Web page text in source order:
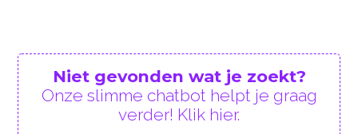
Niet gevonden wat je zoekt?
Onze slimme chatbot helpt je graag
verder! Klik hier.